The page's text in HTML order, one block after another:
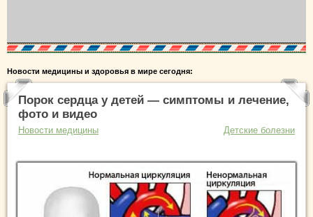
Новости медицины и здоровья в мире сегодня:
Порок сердца у детей — симптомы и лечение,
фото и видео
Новости медицины Детские болезни